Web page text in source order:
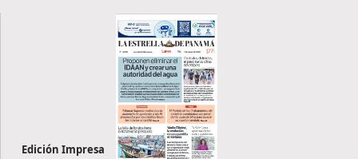
Edición Impresa